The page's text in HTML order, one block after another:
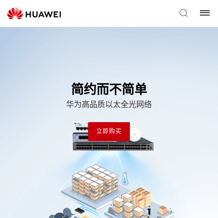
简约而不简单
华为高品质以太全光网络
立即购买